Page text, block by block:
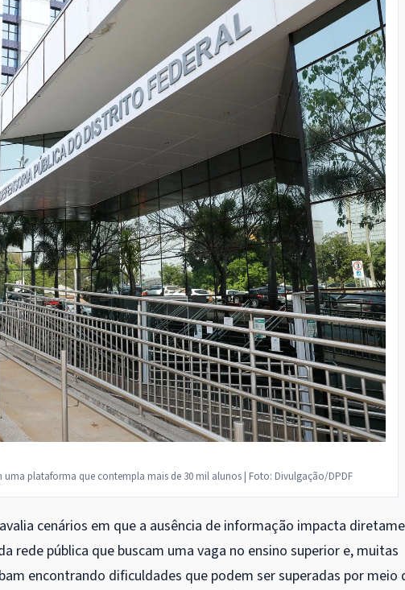
plataforma que contempla mais de 30 mil alunos | Foto: Divulgação/DPDF
cenários em que a ausência de informação impacta
rede pública que buscam uma vaga no ensino superior e, muitas
encontrando dificuldades que podem ser superadas por meio